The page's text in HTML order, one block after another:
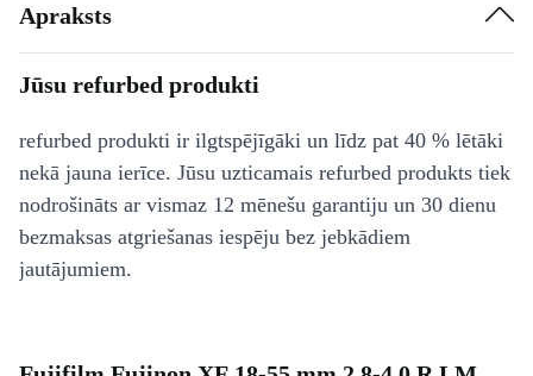
Apraksts
Jūsu refurbed produkti
refurbed produkti ir ilgtspējīgāki un līdz pat 40 % lētāki
nekā jauna ierīce. Jūsu uzticamais refurbed produkts tiek
nodrošināts ar vismaz 12 mēnešu garantiju un 30 dienu
bezmaksas atgriešanas iespēju bez jebkādiem
jautājumiem.